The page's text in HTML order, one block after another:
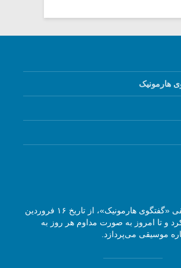
هارمونیک
مجله آنلاین موسیقی «گفتگوی هارمونیک»، از تاریخ ۱۶ فروردین
کار کرد و تا امروز به صورت مداوم هر روز به
موسیقی می‌پردازد.